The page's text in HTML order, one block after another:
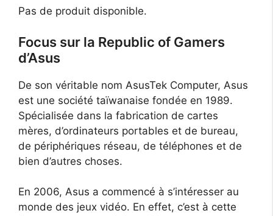
Pas de produit disponible.
Focus sur la Republic of Gamers
d’Asus
De son véritable nom AsusTek Computer, Asus
est une société taïwanaise fondée en 1989.
Spécialisée dans la fabrication de cartes
mères, d’ordinateurs portables et de bureau,
de périphériques réseau, de téléphones et de
bien d’autres choses.
En 2006, Asus a commencé à s’intéresser au
monde des jeux vidéo. En effet, c’est à cette